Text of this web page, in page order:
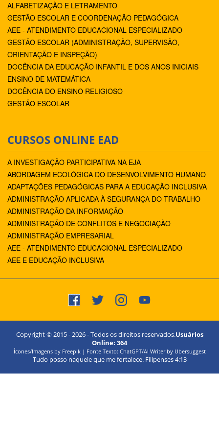
ALFABETIZAÇÃO E LETRAMENTO
GESTÃO ESCOLAR E COORDENAÇÃO PEDAGÓGICA
AEE - ATENDIMENTO EDUCACIONAL ESPECIALIZADO
GESTÃO ESCOLAR (ADMINISTRAÇÃO, SUPERVISÃO,
ORIENTAÇÃO E INSPEÇÃO)
DOCÊNCIA DA EDUCAÇÃO INFANTIL E DOS ANOS INICIAIS
ENSINO DE MATEMÁTICA
DOCÊNCIA DO ENSINO RELIGIOSO
GESTÃO ESCOLAR
CURSOS ONLINE EAD
A INVESTIGAÇÃO PARTICIPATIVA NA EJA
ABORDAGEM ECOLÓGICA DO DESENVOLVIMENTO HUMANO
ADAPTAÇÕES PEDAGÓGICAS PARA A EDUCAÇÃO INCLUSIVA
ADMINISTRAÇÃO APLICADA À SEGURANÇA DO TRABALHO
ADMINISTRAÇÃO DA INFORMAÇÃO
ADMINISTRAÇÃO DE CONFLITOS E NEGOCIAÇÃO
ADMINISTRAÇÃO EMPRESARIAL
AEE - ATENDIMENTO EDUCACIONAL ESPECIALIZADO
AEE E EDUCAÇÃO INCLUSIVA
Copyright © 2015 -2026- Todos os direitos reservados.Usuários
Online: 364
Ícones/Imagens by Freepik | Fonte Texto: ChatGPT/AI Writer by Ubersuggest
Tudo posso naquele que me fortalece. Filipenses 4:13